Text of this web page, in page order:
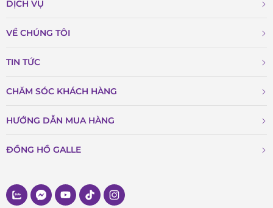
DỊCH VỤ
VỀ CHÚNG TÔI
TIN TỨC
CHĂM SÓC KHÁCH HÀNG
HƯỚNG DẪN MUA HÀNG
ĐỒNG HỒ GALLE